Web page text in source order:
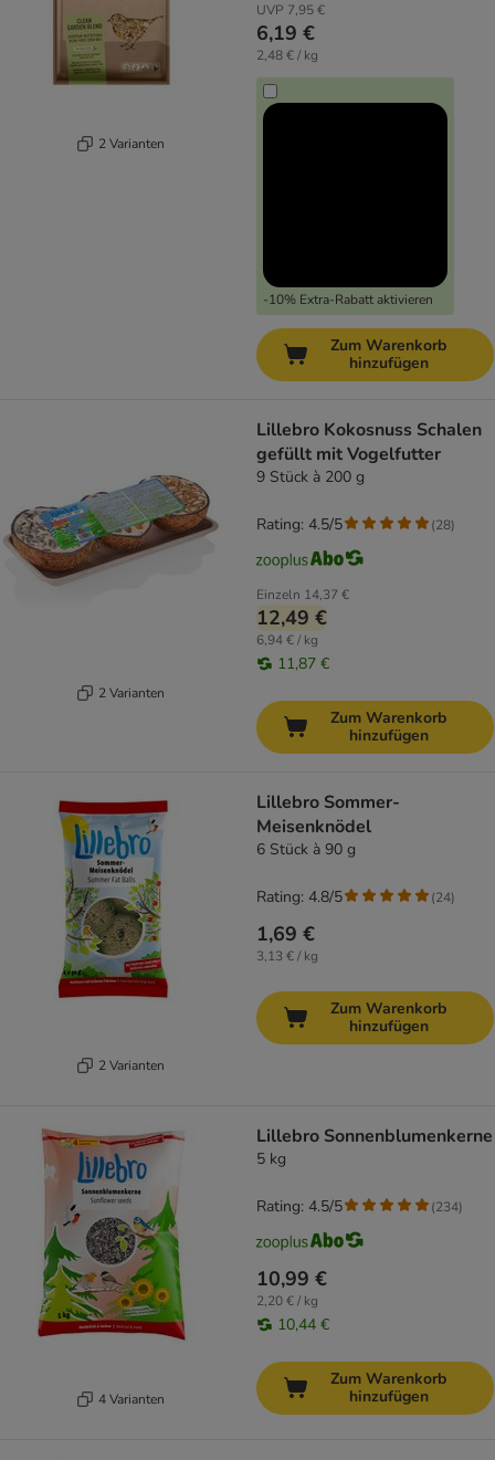
2 Varianten
UVP 7,95 €
6,19 €
2,48 € / kg
-10% Extra-Rabatt aktivieren
Zum Warenkorb
hinzufügen
2 Varianten
Lillebro Kokosnuss Schalen
gefüllt mit Vogelfutter
9 Stück à 200 g
Einzeln 14,37 €
12,49 €
6,94 € / kg
11,87 €
Rating: 4.5/5 (28)
Zum Warenkorb
hinzufügen
2 Varianten
Lillebro Sommer-
Meisenknödel
6 Stück à 90 g
1,69 €
3,13 € / kg
Rating: 4.8/5 (24)
Zum Warenkorb
hinzufügen
4 Varianten
Lillebro Sonnenblumenkerne
5 kg
10,99 €
2,20 € / kg
10,44 €
Rating: 4.5/5 (234)
Zum Warenkorb
hinzufügen